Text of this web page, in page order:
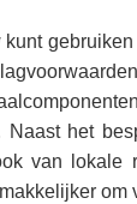
Naast het
van lokale
om